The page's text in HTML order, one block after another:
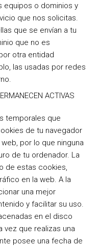
equipos o dominios y
que nos solicitas.
que se envían a tu
que no es
otra entidad
las usadas por redes
ACTIVAS
temporales que
de tu navegador
por lo que ninguna
de tu ordenador. La
de estas cookies,
en la web. A la
una mejor
y facilitar su uso.
en el disco
vez que realizas una
posee una fecha de